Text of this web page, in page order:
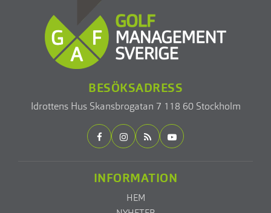
BESÖKSADRESS
Idrottens HusSkansbrogatan 7 118 60 Stockholm
INFORMATION
HEM